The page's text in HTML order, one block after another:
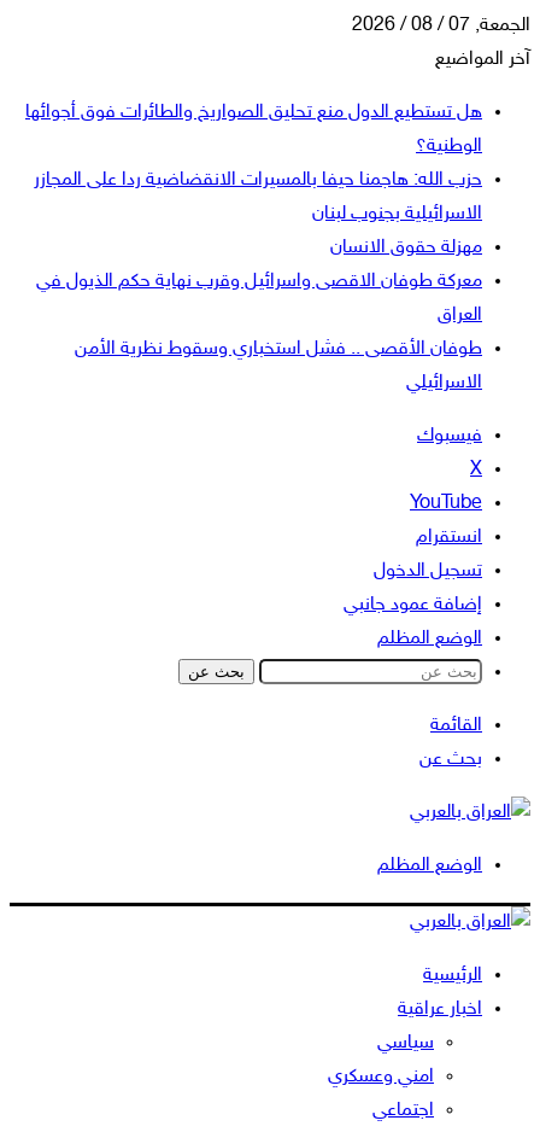
الجمعة, 07 / 08 / 2026
آخر المواضيع
هل تستطيع الدول منع تحليق الصواريخ والطائرات فوق أجوائها
الوطنية؟
حزب الله: هاجمنا حيفا بالمسيرات الانقضاضية ردا على المجازر
الاسرائيلية بجنوب لبنان
مهزلة حقوق الانسان
معركة طوفان الاقصى واسرائيل وقرب نهاية حكم الذيول في
العراق
طوفان الأقصى .. فشل استخباري وسقوط نظرية الأمن
الاسرائيلي
فيسبوك
‫X
‫YouTube
انستقرام
تسجيل الدخول
إضافة عمود جانبي
الوضع المظلم
بحث عن
القائمة
بحث عن
الوضع المظلم
الرئيسية
اخبار عراقية
سياسي
امني وعسكري
اجتماعي